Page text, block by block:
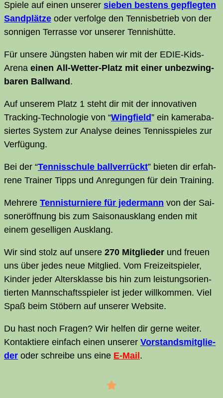
Spie­le auf einen unse­rer sie­ben bes­tens gepfleg­ten
Sand­plät­ze oder ver­fol­ge den Ten­nis­be­trieb von der
son­ni­gen Ter­ras­se vor unse­rer Tennishütte.
Für unse­re Jüngs­ten haben wir mit der EDIE-Kids-
Are­na einen All-Wet­ter-Platz mit einer unbe­zwing­
ba­ren Ball­wand .
Auf unse­rem Platz 1 steht dir mit der inno­va­ti­ven
Track­ing-Tech­no­lo­gie von “Wing­field” ein kame­ra­ba­
sier­tes Sys­tem zur Ana­ly­se dei­nes Ten­nis­spie­les zur
Verfügung.
Bei der “Ten­nis­schu­le ball­ver­rückt” bie­ten dir erfah­
re­ne Trai­ner Tipps und Anre­gun­gen für dein Training.
Meh­re­re Ten­nis­tur­nie­re für jeder­mann von der Sai­
son­er­öff­nung bis zum Sai­son­aus­klang enden mit
einem gesel­li­gen Ausklang.
Wir sind stolz auf unse­re 270 Mit­glieder und freu­en
uns über jedes neue Mit­glied. Vom Frei­zeit­spie­ler,
Kin­der jeder Alters­klas­se bis hin zum leis­tungs­ori­en­
tier­ten Mann­schafts­spie­ler ist jeder will­kom­men. Viel
Spaß beim Stö­bern auf unse­rer Website.
Du hast noch Fra­gen? Wir hel­fen dir ger­ne wei­ter.
Kon­tak­tie­re ein­fach einen unse­rer Vor­stands­mit­glie­
der oder schrei­be uns eine E‑Mail .